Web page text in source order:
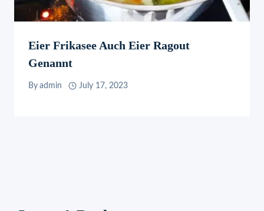
Eier Frikasee Auch Eier Ragout
Genannt
By admin July 17, 2023